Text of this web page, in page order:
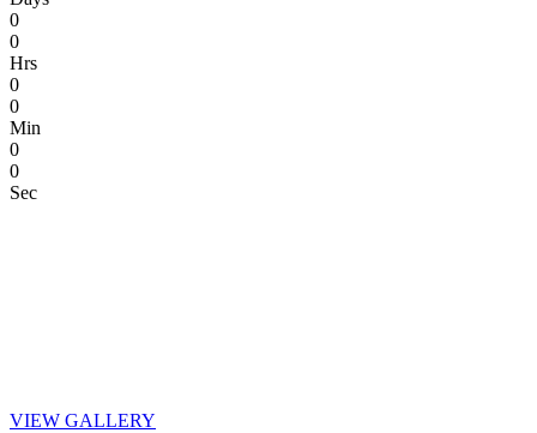
0
0
Hrs
0
0
Min
0
0
Sec
VIEW GALLERY